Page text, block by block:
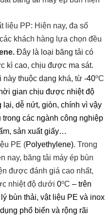
liệu PP: Hiện nay, đa số
khách hàng lựa chọn đều
. Đây là loại băng tải có
kì cao, chịu được ma sát.
này thuộc dạng khá, từ -40oC
gian chịu được nhiệt độ
lại, dễ nứt, giòn, chính vì vậy
các ngành công nghiệp
sản xuất giấy…
PE (Polyethylene). Trong
nay, băng tải máy ép bùn
được đánh giá cao nhất,
nhiệt độ dưới 0oC – trên
bùn thải, vật liệu PE và inox
phổ biến và rộng rãi